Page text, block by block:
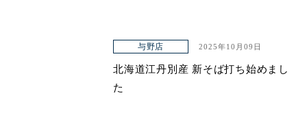
与野店 2025年10月09日
北海道江丹別産 新そば打ち始めまし
た